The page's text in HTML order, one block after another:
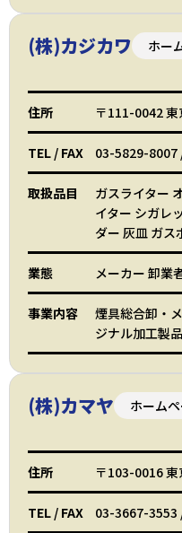
(株)カジカワ ホー
住所 〒111-0042
TEL / FAX 03-5829-8007
取扱品目
ガスライター
イター シガレ
ダー 灰皿 ガス
業態 メーカー 卸業
事業内容
煙具総合卸・
ジナル加工製品
(株)カマヤ ホーム
住所 〒103-0016
TEL / FAX 03-3667-3553